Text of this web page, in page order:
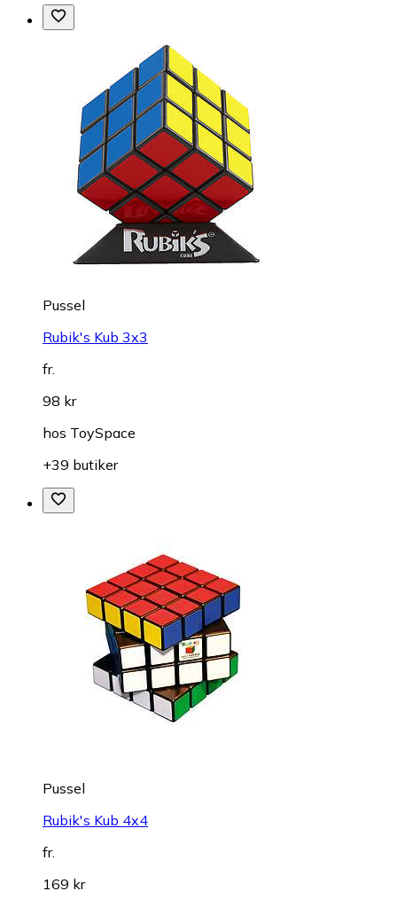
Pussel
Rubik's Kub 3x3
fr.
98 kr
hos ToySpace
+39 butiker
Pussel
Rubik's Kub 4x4
fr.
169 kr